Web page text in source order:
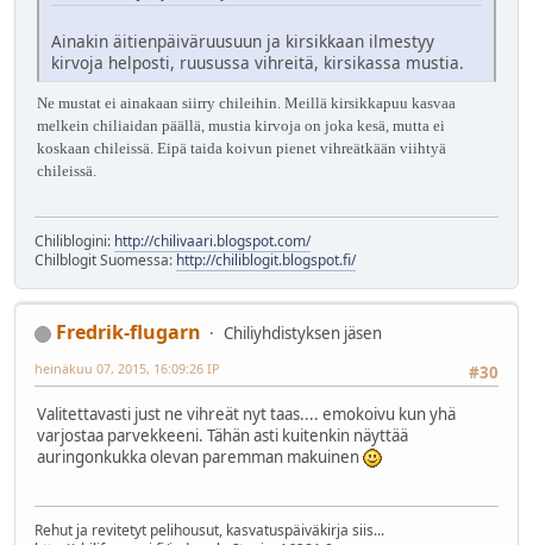
Ainakin äitienpäiväruusuun ja kirsikkaan ilmestyy
kirvoja helposti, ruusussa vihreitä, kirsikassa mustia.
Ne mustat ei ainakaan siirry chileihin. Meillä kirsikkapuu kasvaa
melkein chiliaidan päällä, mustia kirvoja on joka kesä, mutta ei
koskaan chileissä. Eipä taida koivun pienet vihreätkään viihtyä
chileissä.
Chiliblogini: http://chilivaari.blogspot.com/
Chilblogit Suomessa: http://chiliblogit.blogspot.fi/
Fredrik-flugarn
Chiliyhdistyksen jäsen
#30
heinäkuu 07, 2015, 16:09:26 IP
Valitettavasti just ne vihreät nyt taas.... emokoivu kun yhä
varjostaa parvekkeeni. Tähän asti kuitenkin näyttää
auringonkukka olevan paremman makuinen
Rehut ja revitetyt pelihousut, kasvatuspäiväkirja siis...